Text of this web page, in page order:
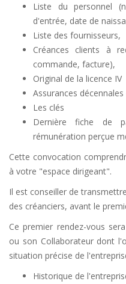
Liste du personnel
d'entrée, date de
Liste des fournisseurs,
Créances clients à
commande, facture),
Original de la licence IV
Assurances
Les clés
Dernière fiche de
rémunération perçue
Cette convocation
à votre "espace dirigeant".
Il est conseiller de
des créanciers, avant le
Ce premier rendez-vous
ou son Collaborateur dont
situation précise de
Historique de